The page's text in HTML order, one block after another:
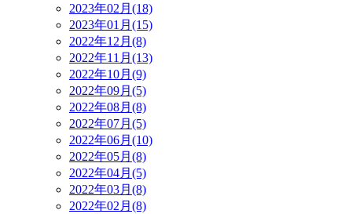
2023年02月(18)
2023年01月(15)
2022年12月(8)
2022年11月(13)
2022年10月(9)
2022年09月(5)
2022年08月(8)
2022年07月(5)
2022年06月(10)
2022年05月(8)
2022年04月(5)
2022年03月(8)
2022年02月(8)